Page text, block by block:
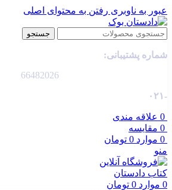
عبور به ناوبری رفتن به محتوای اصلی
جستجو
شماره پشتیبانی:
66482026
-۰۲۱
0 علاقه مندی
0 مقایسه
0 موارد 0 تومان
منو
0 موارد 0 تومان